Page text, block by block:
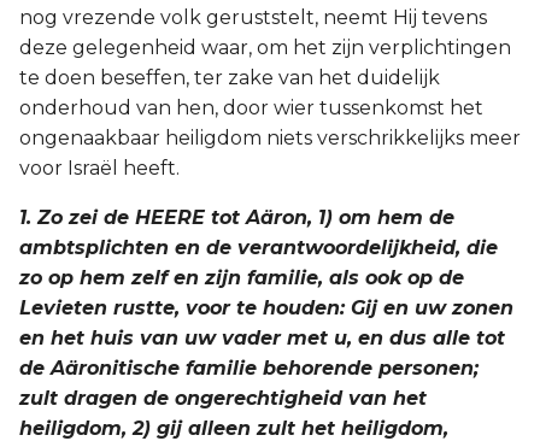
2 Thessalonicenzen
1 Timótheüs
2 Timótheüs
Filémon
Hebreeën
Jakobus
1 Petrus
nog vrezende volk geruststelt, neemt Hij tevens
deze gelegenheid waar, om het zijn verplichtingen
te doen beseffen, ter zake van het duidelijk
onderhoud van hen, door wier tussenkomst het
ongenaakbaar heiligdom niets verschrikkelijks meer
voor Israël heeft.
1. Zo zei de HEERE tot Aäron, 1) om hem de
ambtsplichten en de verantwoordelijkheid, die
zo op hem zelf en zijn familie, als ook op de
Levieten rustte, voor te houden: Gij en uw zonen
en het huis van uw vader met u, en dus alle tot
de Aäronitische familie behorende personen;
zult dragen de ongerechtigheid van het
heiligdom, 2) gij alleen zult het heiligdom,